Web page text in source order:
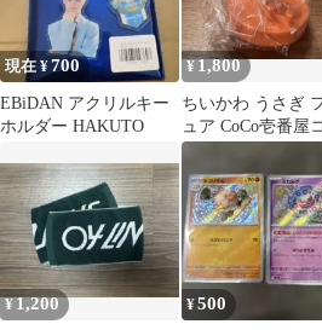
現在 ¥700
EBiDAN アクリルキー
ホルダー HAKUTO
¥1,800
ちいかわ うさぎ
ュア CoCo壱番屋
チ コラボ
¥1,200 ¥500